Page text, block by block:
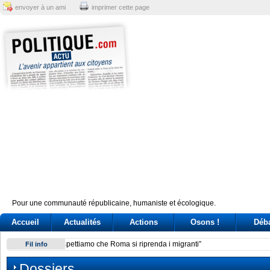
envoyer à un ami imprimer cette page
Pour une communauté républicaine, humaniste et écologique.
Accueil Actualités Actions Osons !
Fil info Giuseppe Conte, un’«agenda» per la leadership (ma il